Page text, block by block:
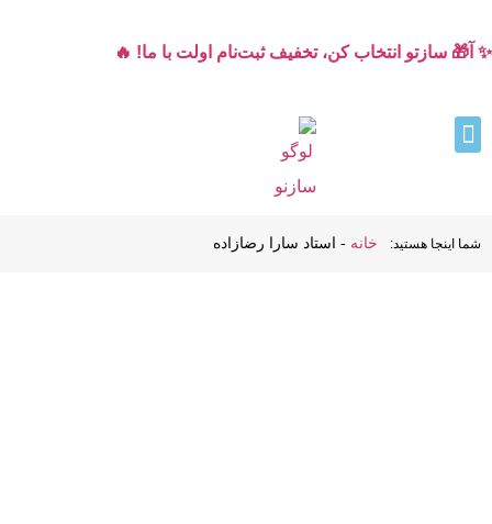
✨ آ🎁 سازتو انتخاب کن، تخفیف ثبت‌نام اولت با ما! 🔥
شما اینجا هستید: خانه - استاد سارا رضازاده